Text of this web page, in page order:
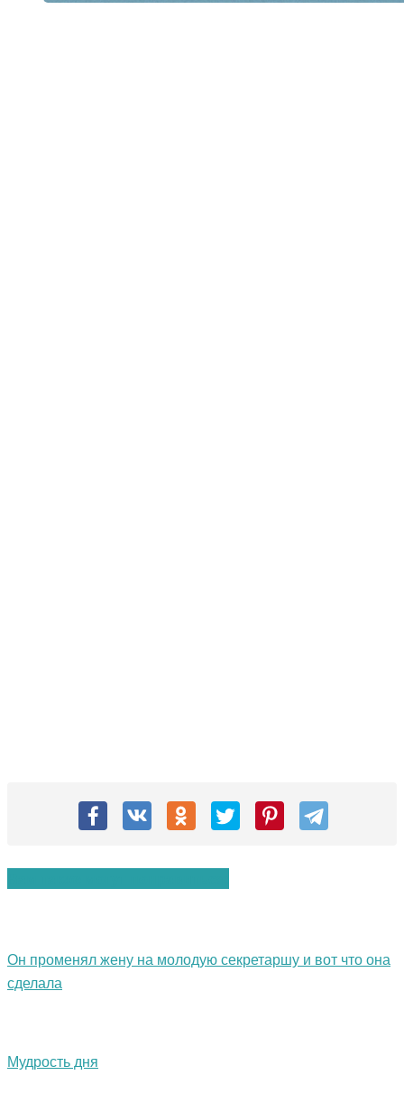
Он променял жену на молодую секретаршу и вот что она
сделала
Мудрость дня